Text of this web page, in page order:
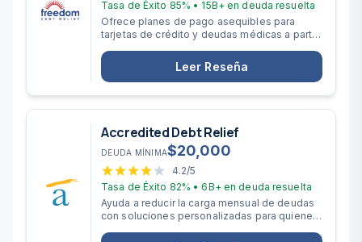
Tasa de Éxito 85% • 15B+ en deuda resuelta
Ofrece planes de pago asequibles para
tarjetas de crédito y deudas médicas a partir
Leer Reseña
Accredited Debt Relief
DEUDA MÍNIMA$20,000
4.2/5
Tasa de Éxito 82% •6B+ en deuda resuelta
Ayuda a reducir la carga mensual de deudas
con soluciones personalizadas para quienes